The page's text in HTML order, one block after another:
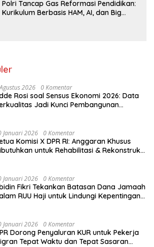
Polri Tancap Gas Reformasi Pendidikan:
Kurikulum Berbasis HAM, AI, dan Big
2026 0 Komentar
Rosi soal Sensus Ekonomi 2026: Data
Jadi Kunci Pembangunan
Januari 2026 0 Komentar
Komisi X DPR RI: Anggaran Khusus
untuk Rehabilitasi & Rekonstruksi
Januari 2026 0 Komentar
Fikri Tekankan Batasan Dana Jamaah
RUU Haji untuk Lindungi Kepentingan
Januari 2026 0 Komentar
Dorong Penyaluran KUR untuk Pekerja
Tepat Waktu dan Tepat Sasaran